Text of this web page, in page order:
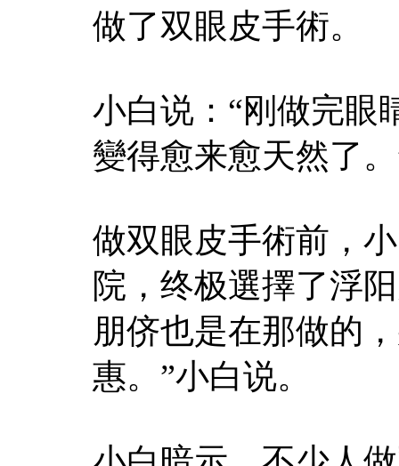
做了双眼皮手術。
小白说：“刚做完眼
變得愈来愈天然了
做双眼皮手術前，
院，终极選擇了浮
朋侪也是在那做的
惠。”小白说。